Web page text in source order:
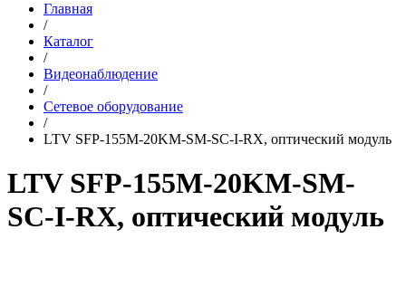
Главная
/
Каталог
/
Видеонаблюдение
/
Сетевое оборудование
/
LTV SFP-155M-20KM-SM-SC-I-RX, оптический модуль
LTV SFP-155M-20KM-SM-
SC-I-RX, оптический модуль